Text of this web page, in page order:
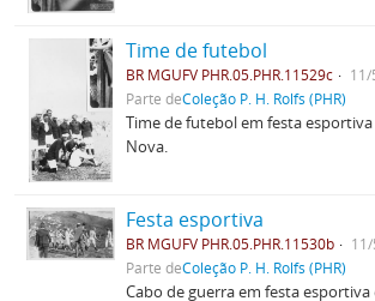
Time de futebol
BR MGUFV PHR.05.PHR.11529c
Parte deColeção P. H. Rolfs (PHR)
Time de futebol em festa
Nova.
Festa esportiva
BR MGUFV PHR.05.PHR.11530b
Parte deColeção P. H. Rolfs (PHR)
Cabo de guerra em festa